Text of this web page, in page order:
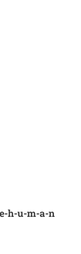
unconvention r-e-h-u-m-a-n